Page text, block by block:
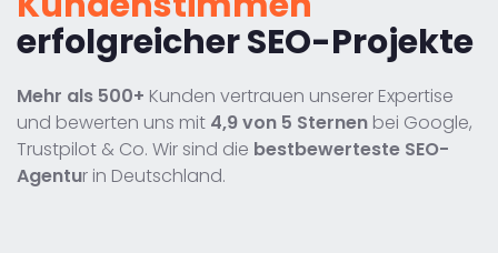
erfolgreicher SEO-Projekte
Mehr als 500+ Kunden vertrauen unserer Expertise
und bewerten uns mit 4,9 von 5 Sternen bei Google,
Trustpilot & Co. Wir sind die bestbewerteste SEO-
Agentur in Deutschland.